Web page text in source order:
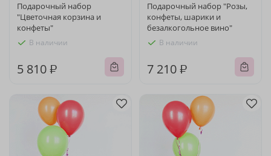
Подарочный набор
"Цветочная корзина и
конфеты"
В наличии
5 810 ₽
Подарочный набор "Розы,
конфеты, шарики и
безалкогольное вино"
В наличии
7 210 ₽